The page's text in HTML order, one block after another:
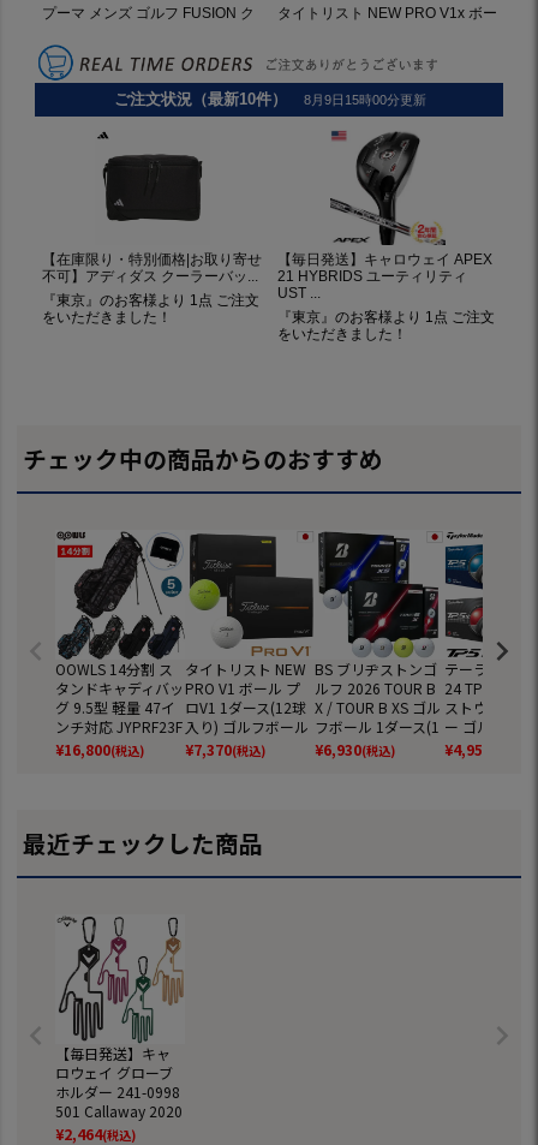
チェック中の商品からのおすすめ
OOWLS 14分割 ス
タンドキャディバッ
グ 9.5型 軽量 47イ
ンチ対応 JYPRF23F
SB 【JYPER'Sオリ
ジナル商品】
¥16,800(税込)
タイトリスト NEW
PRO V1 ボール プ
ロV1 1ダース(12球
入り) ゴルフボール
2025年モデル TITL
EIST 日本正規品
¥7,370(税込)
BS ブリヂストンゴ
ルフ 2026 TOUR B
X / TOUR B XS ゴル
フボール 1ダース(1
2球入) ツアーB ゴ
ルフ 2026年モデル
¥6,930(税込)
テーラーメイ
24 TP5 TP5x
ストウレタン
ー ゴルフボー
ダース 全12
正規品
¥4,959
最近チェックした商品
【毎日発送】キャ
ロウェイ グローブ
ホルダー 241-0998
501 Callaway 2020
年モデル
¥2,464(税込)